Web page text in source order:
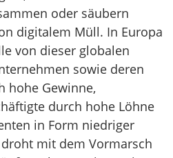
oder säubern
digitalem Müll. In Europa
von dieser globalen
sowie deren
hohe Gewinne,
durch hohe Löhne
in Form niedriger
droht mit dem Vormarsch